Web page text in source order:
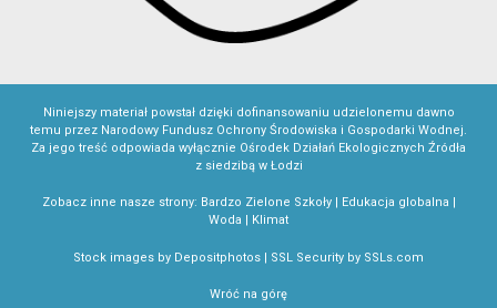
Niniejszy materiał powstał dzięki dofinansowaniu udzielonemu dawno
temu przez Narodowy Fundusz Ochrony Środowiska i Gospodarki Wodnej.
Za jego treść odpowiada wyłącznie Ośrodek Działań Ekologicznych Źródła
z siedzibą w Łodzi
Zobacz inne nasze strony: Bardzo Zielone Szkoły| Edukacja globalna
Woda
Klimat
Stock images by Depositphotos | SSL Security by SSLs.com
Wróć na górę